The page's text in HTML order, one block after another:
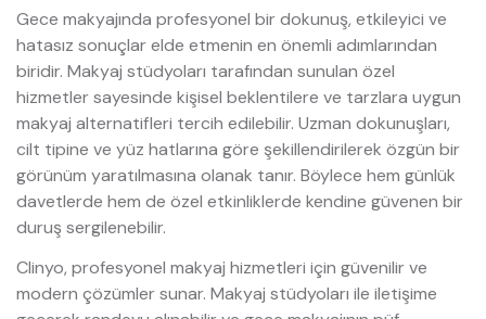
Gece makyajında profesyonel bir dokunuş, etkileyici ve
hatasız sonuçlar elde etmenin en önemli adımlarından
biridir. Makyaj stüdyoları tarafından sunulan özel
hizmetler sayesinde kişisel beklentilere ve tarzlara uygun
makyaj alternatifleri tercih edilebilir. Uzman dokunuşları,
cilt tipine ve yüz hatlarına göre şekillendirilerek özgün bir
görünüm yaratılmasına olanak tanır. Böylece hem günlük
davetlerde hem de özel etkinliklerde kendine güvenen bir
duruş sergilenebilir.
Clinyo, profesyonel makyaj hizmetleri için güvenilir ve
modern çözümler sunar. Makyaj stüdyoları ile iletişime